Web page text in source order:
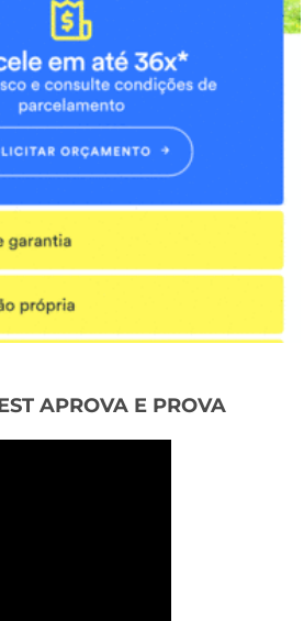
APROVA E PROVA